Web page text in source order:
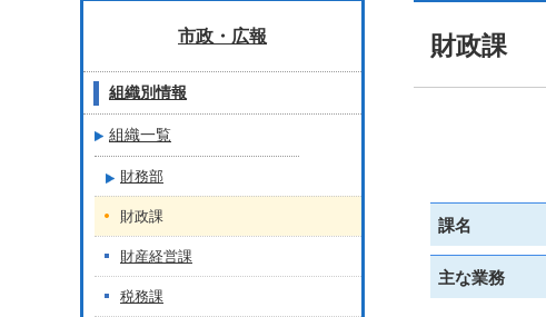
財政課
課名
主な業務
市政・広報
組織別情報
組織一覧
財務部
財政課
財産経営課
税務課